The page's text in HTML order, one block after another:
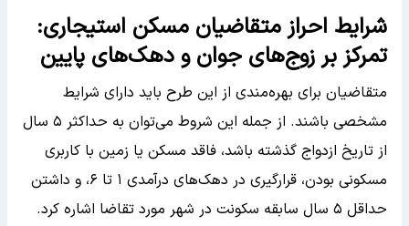
شرایط احراز متقاضیان مسکن استیجاری:
تمرکز بر زوج‌های جوان و دهک‌های پایین
متقاضیان برای بهره‌مندی از این طرح باید دارای شرایط
مشخصی باشند. از جمله این شروط می‌توان به حداکثر ۵ سال
از تاریخ ازدواج گذشته باشد، فاقد مسکن یا زمین با کاربری
مسکونی بودن، قرارگیری در دهک‌های درآمدی ۱ تا ۶، و داشتن
حداقل ۵ سال سابقه سکونت در شهر مورد تقاضا اشاره کرد.